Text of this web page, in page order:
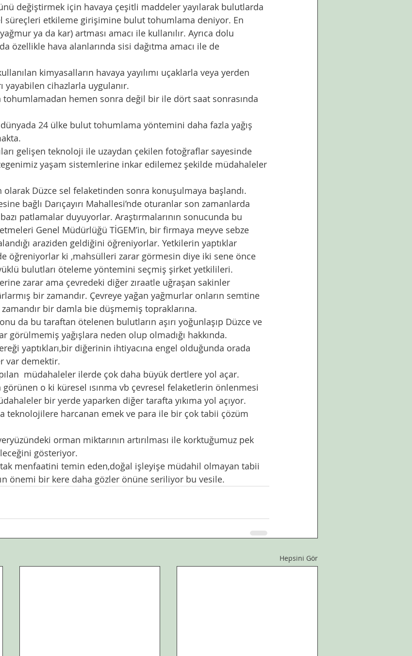
süreçleri etkileme girişimine bulut tohumlama deniyor. En
ya da kar) artması amacı ile kullanılır. Ayrıca dolu
özellikle hava alanlarında sisi dağıtma amacı ile de
yayabilen cihazlarla uygulanır.
yaşam sistemlerine inkar edilemez şekilde müdahaleler
bağlı Darıçayırı Mahallesi’nde oturanlar son zamanlarda
patlamalar duyuyorlar. Araştırmalarının sonucunda bu
Genel Müdürlüğü TİGEM’in, bir firmaya meyve sebze
araziden geldiğini öğreniyorlar. Yetkilerin yaptıklar
öğreniyorlar ki ,mahsülleri zarar görmesin diye iki sene önce
bulutları öteleme yöntemini seçmiş şirket yetkilileri.
bir zamandır. Çevreye yağan yağmurlar onların semtine
bir damla bie düşmemiş topraklarına.
görülmemiş yağışlara neden olup olmadığı hakkında.
var demektir.
görünen o ki küresel ısınma vb çevresel felaketlerin önlenmesi
bir yerde yaparken diğer tarafta yıkıma yol açıyor.
gösteriyor.
önemi bir kere daha gözler önüne seriliyor bu vesile.
Hepsini Gör